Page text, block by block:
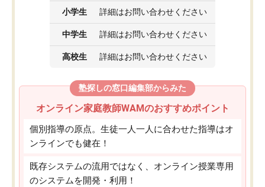
小学生 詳細はお問い合わせください
中学生 詳細はお問い合わせください
高校生 詳細はお問い合わせください
塾探しの窓口編集部からみた
オンライン家庭教師WAMのおすすめポイント
個別指導の原点。生徒一人一人に合わせた指導はオ
ンラインでも健在！
既存システムの流用ではなく、オンライン授業専用
のシステムを開発・利用！